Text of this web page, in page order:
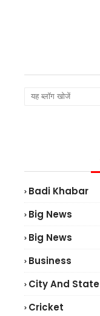
Badi Khabar
Big News
Big News
Business
City And State
Cricket